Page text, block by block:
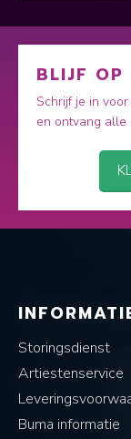
BLIJF OP
Schrijf je in
en ontvang alle
Storingsdienst
Artiestenservice
Buma informatie